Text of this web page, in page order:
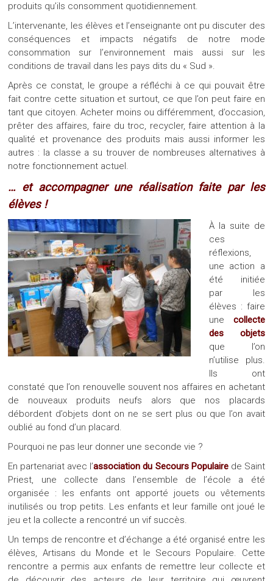
produits qu’ils consomment quotidiennement.
L’intervenante, les élèves et l’enseignante ont pu discuter des
conséquences et impacts négatifs de notre mode
consommation sur l’environnement mais aussi sur les
conditions de travail dans les pays dits du « Sud ».
Après ce constat, le groupe a réfléchi à ce qui pouvait être
fait contre cette situation et surtout, ce que l’on peut faire en
tant que citoyen. Acheter moins ou différemment, d’occasion,
prêter des affaires, faire du troc, recycler, faire attention à la
qualité et provenance des produits mais aussi informer les
autres : la classe a su trouver de nombreuses alternatives à
notre fonctionnement actuel.
… et accompagner une réalisation faite par les
élèves !
À la suite de
ces
réflexions,
une action a
été initiée
par les
élèves : faire
une collecte
des objets
que l’on
n’utilise plus.
Ils ont
constaté que l’on renouvelle souvent nos affaires en achetant
de nouveaux produits neufs alors que nos placards
débordent d’objets dont on ne se sert plus ou que l’on avait
oublié au fond d’un placard.
Pourquoi ne pas leur donner une seconde vie ?
En partenariat avec l’association du Secours Populairede Saint
Priest, une collecte dans l’ensemble de l’école a été
organisée : les enfants ont apporté jouets ou vêtements
inutilisés ou trop petits. Les enfants et leur famille ont joué le
jeu et la collecte a rencontré un vif succès.
Un temps de rencontre et d’échange a été organisé entre les
élèves, Artisans du Monde et le Secours Populaire. Cette
rencontre a permis aux enfants de remettre leur collecte et